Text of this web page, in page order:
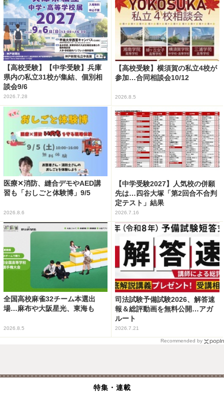
【高校受験】【中学受験】兵庫
県内の私立31校が集結、個別相
談会9/6
2026.7.28
【高校受験】横須賀の私立4校が
参加…合同相談会10/12
2026.8.5
医療✕消防、縫合デモやAED講
習も「おしごと体験博」9/5
2026.8.6
【中学受験2027】人気校の併願
先は…四谷大塚「第2回合不合判
定テスト」結果
2026.7.16
全国高校麻雀32チーム本選出
場…麻布や大阪星光、東海も
2026.8.5
司法試験予備試験2026、解答速
報＆総評動画を無料公開…アガ
ルート
2026.7.21
Recommended by
特集・連載